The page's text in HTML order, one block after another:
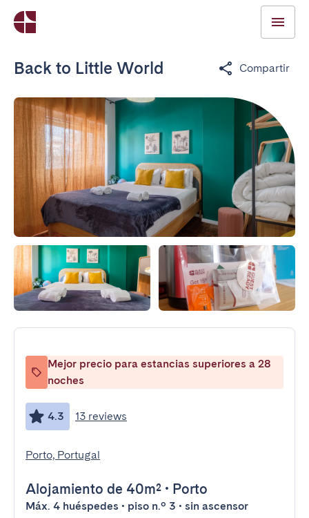
Back to Little World Compartir
Mejor precio para estancias superiores a 28
noches
4.3 13 reviews
Porto, Portugal
Alojamiento de 40m² • Porto
Máx. 4 huéspedes • piso n.º 3 • sin ascensor